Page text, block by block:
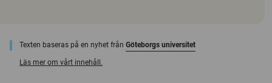
Texten baseras på en nyhet från Göteborgs universitet
Läs mer om vårt innehåll.